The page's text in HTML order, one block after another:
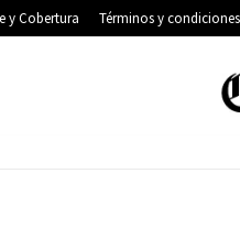
y Cobertura Términos y condiciones